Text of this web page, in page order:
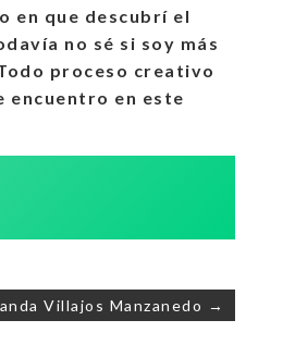
en que descubrí el
no sé si soy más
proceso creativo
encuentro en este
Villajos Manzanedo →